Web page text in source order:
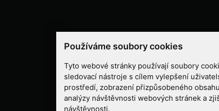
Používáme soubory cookies
Tyto webové stránky používají soubory
sledovací nástroje s cílem vylepšení
prostředí, zobrazení přizpůsobeného
analýzy návštěvnosti webových stránek a
návštěvnosti.